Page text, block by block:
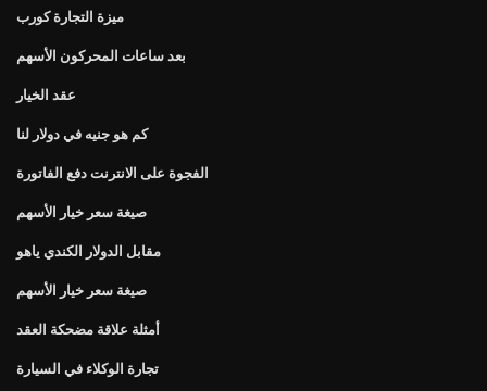
ميزة التجارة كورب
بعد ساعات المحركون الأسهم
عقد الخيار
كم هو جنيه في دولار لنا
الفجوة على الانترنت دفع الفاتورة
صيغة سعر خيار الأسهم
مقابل الدولار الكندي ياهو
صيغة سعر خيار الأسهم
أمثلة علاقة مضحكة العقد
تجارة الوكلاء في السيارة